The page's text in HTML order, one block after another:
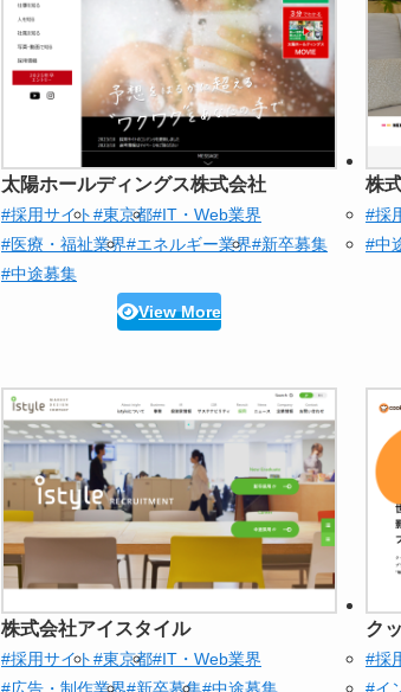
太陽ホールディングス株式会社
#採用サイト#東京都#IT・Web業界
#医療・福祉業界#エネルギー業界#新卒募集
#中途募集
View More
株
#採
#中
株式会社アイスタイル
#採用サイト#東京都#IT・Web業界
#広告・制作業界#新卒募集#中途募集
ク
#採
#イ